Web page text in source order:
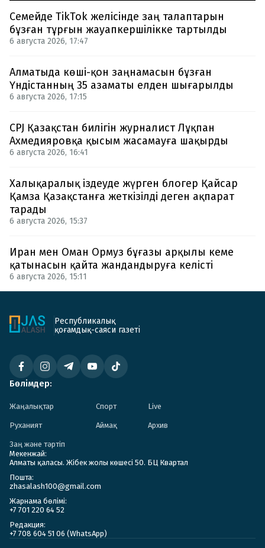
Семейде TikTok желісінде заң талаптарын
бұзған тұрғын жауапкершілікке тартылды
6 августа 2026, 17:47
Алматыда көші-қон заңнамасын бұзған
Үндістанның 35 азаматы елден шығарылды
6 августа 2026, 17:15
CPJ Қазақстан билігін журналист Лұқпан
Ахмедияровқа қысым жасамауға шақырды
6 августа 2026, 16:41
Халықаралық іздеуде жүрген блогер Қайсар
Қамза Қазақстанға жеткізілді деген ақпарат
тарады
6 августа 2026, 15:37
Иран мен Оман Ормуз бұғазы арқылы кеме
қатынасын қайта жандандыруға келісті
6 августа 2026, 15:11
Республикалық
қоғамдық-саяси газеті
Бөлімдер:
Жаңалықтар Спорт Live
Руханият Аймақ Архив
Заң және тәртіп
Мекенжай:
Алматы қаласы. Жібек жолы көшесі 50. БЦ Квартал
Пошта:
zhasalash100@gmail.com
Жарнама бөлімі:
+7 701 220 64 52
Редакция:
+7 708 604 51 06 (WhatsApp)